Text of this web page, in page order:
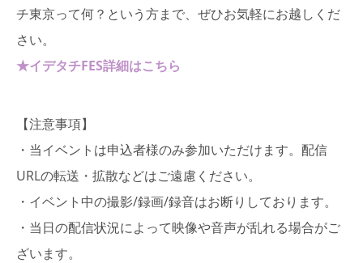
チ東京って何？という方まで、ぜひお気軽にお越しくだ
さい。
★イデタチFES詳細はこちら
【注意事項】
・当イベントは申込者様のみ参加いただけます。配信
URLの転送・拡散などはご遠慮ください。
・イベント中の撮影/録画/録音はお断りしております。
・当日の配信状況によって映像や音声が乱れる場合がご
ざいます。